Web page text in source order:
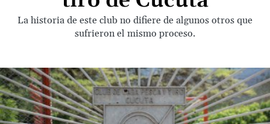
La historia de este club no difiere de algunos otros que
sufrieron el mismo proceso.